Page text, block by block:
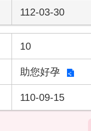
112-03-30
10
助您好孕
110-09-15